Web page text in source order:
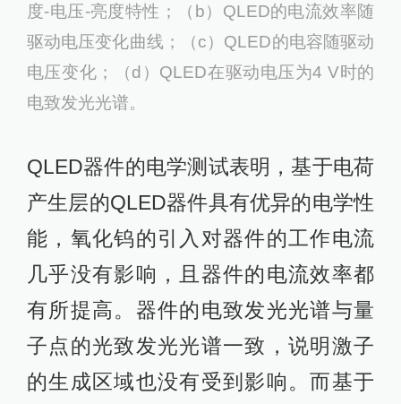
度-电压-亮度特性；（b）QLED的电流效率随
驱动电压变化曲线；（c）QLED的电容随驱动
电压变化；（d）QLED在驱动电压为4 V时的
电致发光光谱。
QLED器件的电学测试表明，基于电荷
产生层的QLED器件具有优异的电学性
能，氧化钨的引入对器件的工作电流
几乎没有影响，且器件的电流效率都
有所提高。器件的电致发光光谱与量
子点的光致发光光谱一致，说明激子
的生成区域也没有受到影响。而基于